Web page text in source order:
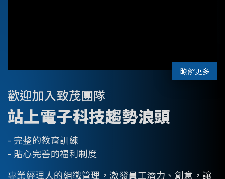
瞭解更多
歡迎加入致茂團隊
站上電子科技趨勢浪頭
- 完整的教育訓練
- 貼心完善的福利制度
專業經理人的組織管理，激發員工潛力、創意，讓